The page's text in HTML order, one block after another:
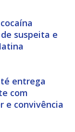
suspeita e
entrega
com
e convivência